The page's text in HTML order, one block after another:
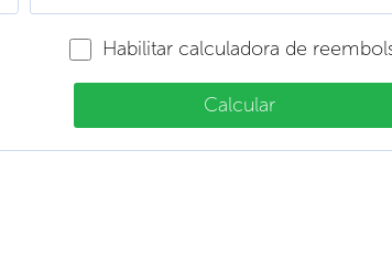
Habilitar calculadora de
Calcular